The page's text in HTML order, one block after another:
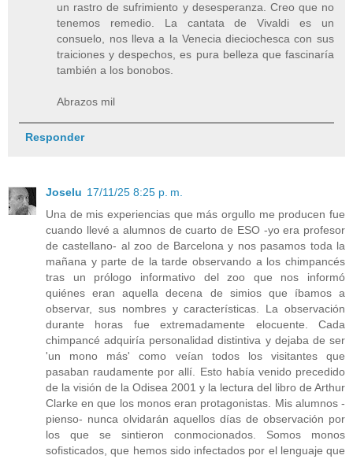
un rastro de sufrimiento y desesperanza. Creo que no
tenemos remedio. La cantata de Vivaldi es un
consuelo, nos lleva a la Venecia dieciochesca con sus
traiciones y despechos, es pura belleza que fascinaría
también a los bonobos.
Abrazos mil
Responder
Joselu 17/11/25 8:25 p. m.
Una de mis experiencias que más orgullo me producen fue
cuando llevé a alumnos de cuarto de ESO -yo era profesor
de castellano- al zoo de Barcelona y nos pasamos toda la
mañana y parte de la tarde observando a los chimpancés
tras un prólogo informativo del zoo que nos informó
quiénes eran aquella decena de simios que íbamos a
observar, sus nombres y características. La observación
durante horas fue extremadamente elocuente. Cada
chimpancé adquiría personalidad distintiva y dejaba de ser
'un mono más' como veían todos los visitantes que
pasaban raudamente por allí. Esto había venido precedido
de la visión de la Odisea 2001 y la lectura del libro de Arthur
Clarke en que los monos eran protagonistas. Mis alumnos -
pienso- nunca olvidarán aquellos días de observación por
los que se sintieron conmocionados. Somos monos
sofisticados, que hemos sido infectados por el lenguaje que